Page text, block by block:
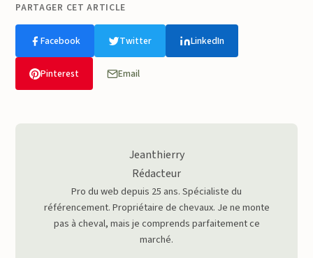
PARTAGER CET ARTICLE
Facebook Twitter LinkedIn
Pinterest Email
Jeanthierry
Rédacteur
Pro du web depuis 25 ans. Spécialiste du
référencement. Propriétaire de chevaux. Je ne monte
pas à cheval, mais je comprends parfaitement ce
marché.